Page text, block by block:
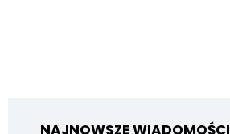
NAJNOWSZE WIADOMOŚCI